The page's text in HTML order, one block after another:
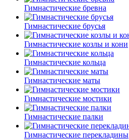
Гимнастические бревна
Гимнастические брусья
Гимнастические козлы и кони
Гимнастические кольца
Гимнастические маты
Гимнастические мостики
Гимнастические палки
Гимнастические перекладины